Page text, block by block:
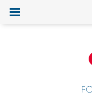
Ouvrir/fermer le menu